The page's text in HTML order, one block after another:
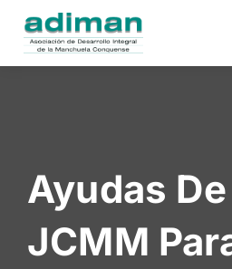
Desafios
Electrónica
Ayudas De
JCMM